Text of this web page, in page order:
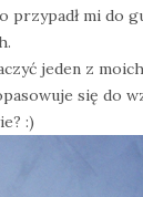
mi do
jeden z moich
się do
:)